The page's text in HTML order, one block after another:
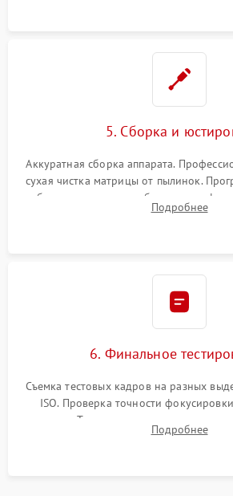
5. Сборка и
Аккуратная сборка аппарата.
сухая чистка матрицы от пылинок.
рабочего отрезка, калибровка
экспозамера с помощью
Подробнее
6. Финальное
Съемка тестовых кадров на разных
ISO. Проверка точности
мишени. Тест записи на карту памяти,
вспышки, микрофона и всех
Подробнее